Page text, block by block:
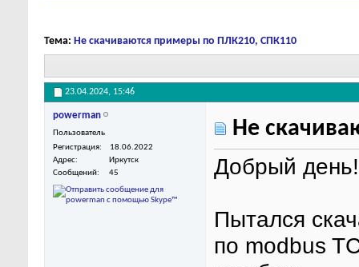
Тема: Не скачиваются примеры по ПЛК210, СПК110
23.04.2024, 15:46
powerman
Пользователь
Регистрация
18.06.2022
Адрес
Иркутск
Сообщений
45
Не
Добрый день!
Пытался
по modbus